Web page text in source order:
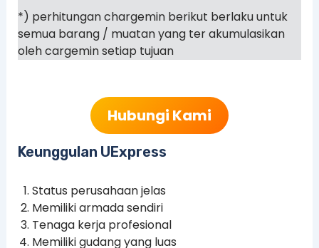
*) perhitungan chargemin berikut berlaku untuk
semua barang / muatan yang ter akumulasikan
oleh cargemin setiap tujuan
Hubungi Kami
Keunggulan UExpress
Status perusahaan jelas
Memiliki armada sendiri
Tenaga kerja profesional
Memiliki gudang yang luas